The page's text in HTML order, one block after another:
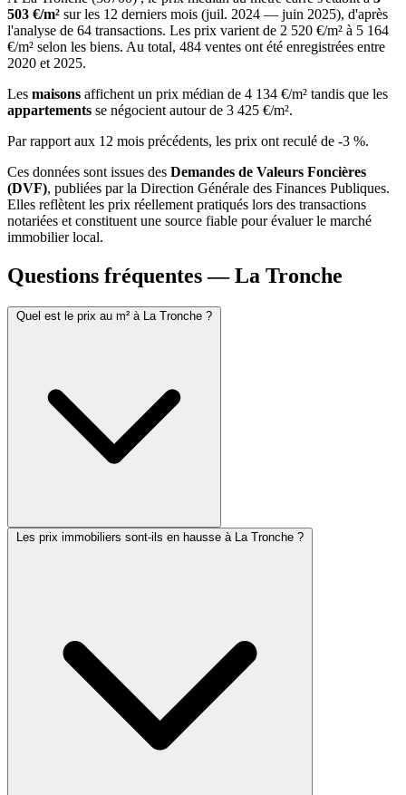
503 €/m² sur les 12 derniers mois (juil. 2024 — juin 2025), d'après
l'analyse de 64 transactions. Les prix varient de 2 520 €/m² à 5 164
€/m² selon les biens. Au total, 484 ventes ont été enregistrées entre
2020 et 2025.
Les maisons affichent un prix médian de 4 134 €/m² tandis que les
appartements se négocient autour de 3 425 €/m².
Par rapport aux 12 mois précédents, les prix ont reculé de -3 %.
Ces données sont issues des Demandes de Valeurs Foncières
(DVF), publiées par la Direction Générale des Finances Publiques.
Elles reflètent les prix réellement pratiqués lors des transactions
notariées et constituent une source fiable pour évaluer le marché
immobilier local.
Questions fréquentes — La Tronche
Quel est le prix au m² à La Tronche ?
Les prix immobiliers sont-ils en hausse à La Tronche ?